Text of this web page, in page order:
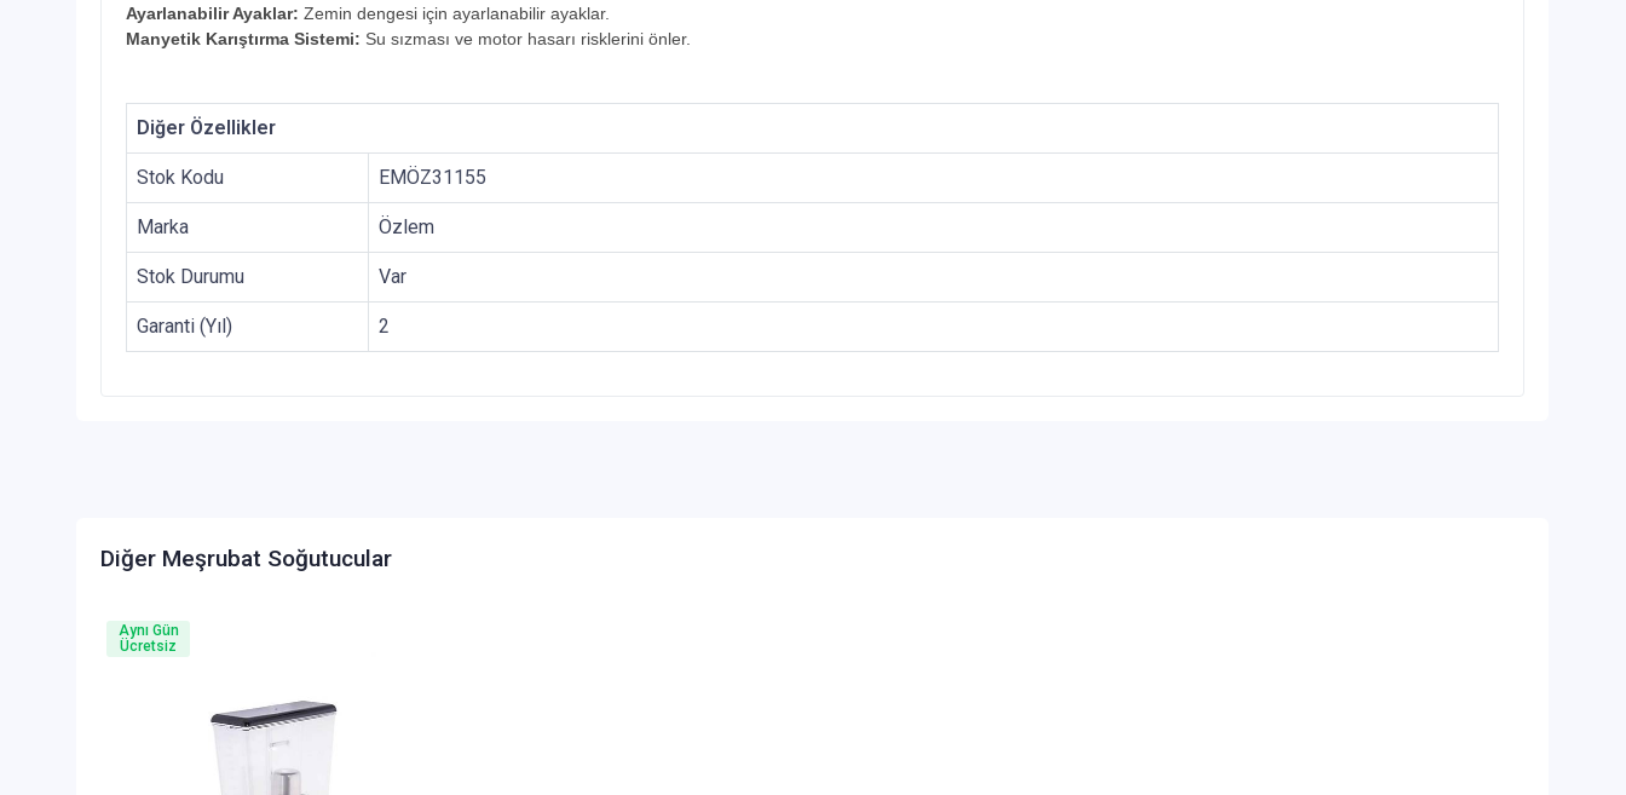
Ayarlanabilir Ayaklar: Zemin dengesi için ayarlanabilir ayaklar.
Manyetik Karıştırma Sistemi: Su sızması ve motor hasarı risklerini önler.
Diğer Özellikler
Stok Kodu EMÖZ31155
Marka Özlem
Stok Durumu Var
Garanti (Yıl) 2
Diğer Meşrubat Soğutucular
Aynı Gün
Ücretsiz